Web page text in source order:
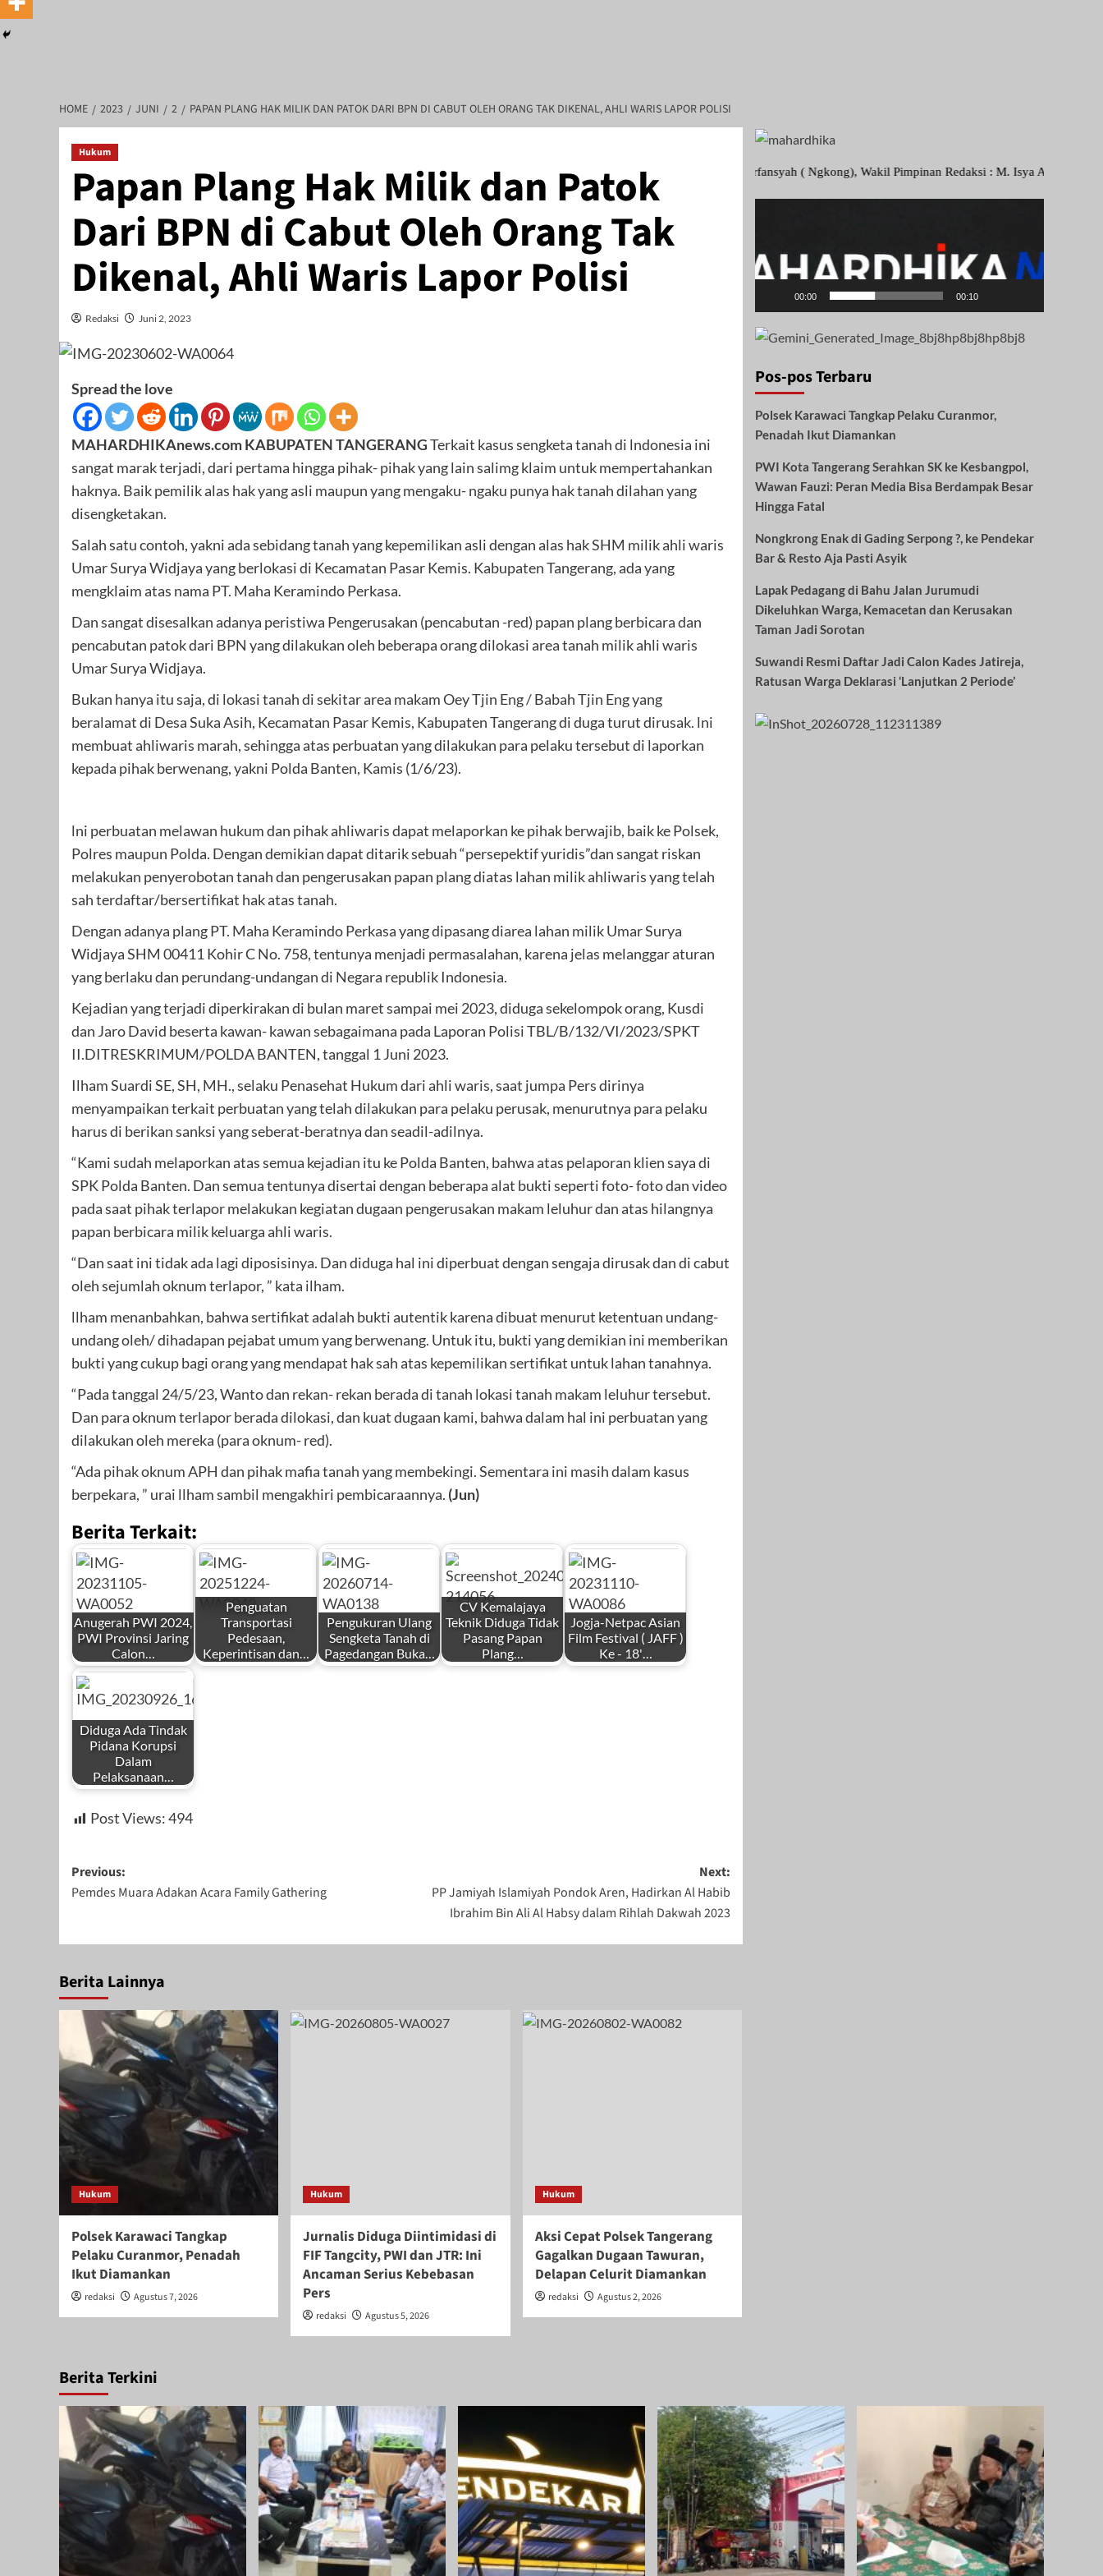
HOME 2023 JUNI 2 PAPAN PLANG HAK MILIK DAN PATOK DARI BPN DI CABUT OLEH ORANG TAK DIKENAL, AHLI WARIS LAPOR POLISI
Hukum
Papan Plang Hak Milik dan Patok
Dari BPN di Cabut Oleh Orang Tak
Dikenal, Ahli Waris Lapor Polisi
Redaksi Juni 2, 2023
Spread the love
MAHARDHIKAnews.com KABUPATEN TANGERANGTerkait kasus sengketa tanah di lndonesia ini
sangat marak terjadi, dari pertama hingga pihak- pihak yang lain salimg klaim untuk mempertahankan
haknya. Baik pemilik alas hak yang asli maupun yang mengaku- ngaku punya hak tanah dilahan yang
disengketakan.
Salah satu contoh, yakni ada sebidang tanah yang kepemilikan asli dengan alas hak SHM milik ahli waris
Umar Surya Widjaya yang berlokasi di Kecamatan Pasar Kemis. Kabupaten Tangerang, ada yang
mengklaim atas nama PT. Maha Keramindo Perkasa.
Dan sangat disesalkan adanya peristiwa Pengerusakan (pencabutan -red) papan plang berbicara dan
pencabutan patok dari BPN yang dilakukan oleh beberapa orang dilokasi area tanah milik ahli waris
Umar Surya Widjaya.
Bukan hanya itu saja, di lokasi tanah di sekitar area makam Oey Tjin Eng / Babah Tjin Eng yang
beralamat di Desa Suka Asih, Kecamatan Pasar Kemis, Kabupaten Tangerang di duga turut dirusak. lni
membuat ahliwaris marah, sehingga atas perbuatan yang dilakukan para pelaku tersebut di laporkan
kepada pihak berwenang, yakni Polda Banten, Kamis (1/6/23).
lni perbuatan melawan hukum dan pihak ahliwaris dapat melaporkan ke pihak berwajib, baik ke Polsek,
Polres maupun Polda. Dengan demikian dapat ditarik sebuah “persepektif yuridis”dan sangat riskan
melakukan penyerobotan tanah dan pengerusakan papan plang diatas lahan milik ahliwaris yang telah
sah terdaftar/bersertifikat hak atas tanah.
Dengan adanya plang PT. Maha Keramindo Perkasa yang dipasang diarea lahan milik Umar Surya
Widjaya SHM 00411 Kohir C No. 758, tentunya menjadi permasalahan, karena jelas melanggar aturan
yang berlaku dan perundang-undangan di Negara republik Indonesia.
Kejadian yang terjadi diperkirakan di bulan maret sampai mei 2023, diduga sekelompok orang, Kusdi
dan Jaro David beserta kawan- kawan sebagaimana pada Laporan Polisi TBL/B/132/VI/2023/SPKT
II.DITRESKRIMUM/POLDA BANTEN, tanggal 1 Juni 2023.
Ilham Suardi SE, SH, MH., selaku Penasehat Hukum dari ahli waris, saat jumpa Pers dirinya
menyampaikan terkait perbuatan yang telah dilakukan para pelaku perusak, menurutnya para pelaku
harus di berikan sanksi yang seberat-beratnya dan seadil-adilnya.
“Kami sudah melaporkan atas semua kejadian itu ke Polda Banten, bahwa atas pelaporan klien saya di
SPK Polda Banten. Dan semua tentunya disertai dengan beberapa alat bukti seperti foto- foto dan video
pada saat pihak terlapor melakukan kegiatan dugaan pengerusakan makam leluhur dan atas hilangnya
papan berbicara milik keluarga ahli waris.
“Dan saat ini tidak ada lagi diposisinya. Dan diduga hal ini diperbuat dengan sengaja dirusak dan di cabut
oleh sejumlah oknum terlapor, ” kata ilham.
llham menanbahkan, bahwa sertifikat adalah bukti autentik karena dibuat menurut ketentuan undang-
undang oleh/ dihadapan pejabat umum yang berwenang. Untuk itu, bukti yang demikian ini memberikan
bukti yang cukup bagi orang yang mendapat hak sah atas kepemilikan sertifikat untuk lahan tanahnya.
“Pada tanggal 24/5/23, Wanto dan rekan- rekan berada di tanah lokasi tanah makam leluhur tersebut.
Dan para oknum terlapor berada dilokasi, dan kuat dugaan kami, bahwa dalam hal ini perbuatan yang
dilakukan oleh mereka (para oknum- red).
“Ada pihak oknum APH dan pihak mafia tanah yang membekingi. Sementara ini masih dalam kasus
berpekara, ” urai llham sambil mengakhiri pembicaraannya. (Jun)
Berita Terkait:
Anugerah PWI 2024,
PWI Provinsi Jaring
Calon…
by
Redaksi
November 6, 2023
Penguatan
Transportasi
Pedesaan,
Keperintisan dan…
by
Pengukuran Ulang
Sengketa Tanah di
Pagedangan Buka…
by
CV Kemalajaya
Teknik Diduga Tidak
Pasang Papan
Plang…
by
Jogja-Netpac Asian
Film Festival ( JAFF )
Ke - 18'…
by
Diduga Ada Tindak
Pidana Korupsi
Dalam
Pelaksanaan…
by
Redaksi
Post Views:494
Post
navigation
Previous:
Pemdes Muara Adakan Acara Family Gathering
Next:
PP Jamiyah Islamiyah Pondok Aren, Hadirkan Al Habib
Ibrahim Bin Ali Al Habsy dalam Rihlah Dakwah 2023
Berita Lainnya
Hukum
Polsek Karawaci Tangkap
Pelaku Curanmor, Penadah
Ikut Diamankan
redaksi Agustus 7, 2026
Hukum
Jurnalis Diduga Diintimidasi di
FIF Tangcity, PWI dan JTR: Ini
Ancaman Serius Kebebasan
Pers
redaksi Agustus 5, 2026
Hukum
Aksi Cepat Polsek Tangerang
Gagalkan Dugaan Tawuran,
Delapan Celurit Diamankan
redaksi Agustus 2, 2026
Triwijaya, Direktur Utama : Linda Sartika Purwitasari, Direktur Umum : Mahardhika Pamungkas, Pimpinan Redaksi Muhammad Irfansyah ( Ngkong), Wakil Pimpinan Redaksi : M. Isya Adzanova Kamal,
00:00 00:10
Pos-pos Terbaru
Polsek Karawaci Tangkap Pelaku Curanmor,
Penadah Ikut Diamankan
PWI Kota Tangerang Serahkan SK ke Kesbangpol,
Wawan Fauzi: Peran Media Bisa Berdampak Besar
Hingga Fatal
Nongkrong Enak di Gading Serpong ?, ke Pendekar
Bar & Resto Aja Pasti Asyik
Lapak Pedagang di Bahu Jalan Jurumudi
Dikeluhkan Warga, Kemacetan dan Kerusakan
Taman Jadi Sorotan
Suwandi Resmi Daftar Jadi Calon Kades Jatireja,
Ratusan Warga Deklarasi ‘Lanjutkan 2 Periode’
Berita Terkini